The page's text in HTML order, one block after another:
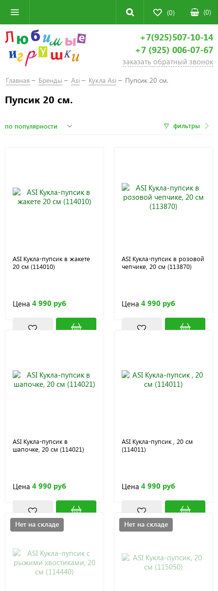
(0) (0)
+7(925)507-10-14
+7 (925) 006-07-67
заказать обратный звонок
Главная Бренды Asi Кукла Asi Пупсик 20 см.
Пупсик 20 см.
фильтры
ASI Кукла-пупсик в жакете
20 см (114010)
Цена 4 990 руб
ASI Кукла-пупсик в розовой
чепчике, 20 см (113870)
Цена 4 990 руб
ASI Кукла-пупсик в
шапочке, 20 см (114021)
Цена 4 990 руб
ASI Кукла-пупсик , 20 см
(114011)
Цена 4 990 руб
Нет на складе Нет на складе